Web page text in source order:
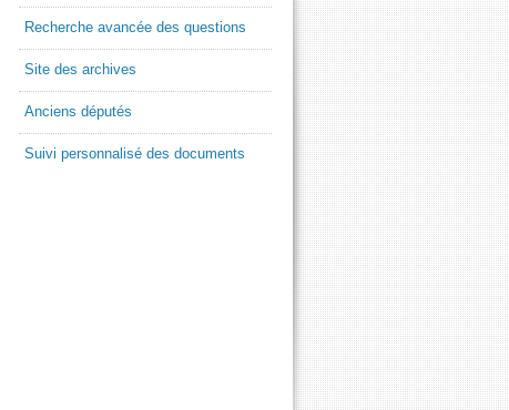
Recherche avancée des questions
Site des archives
Anciens députés
Suivi personnalisé des documents